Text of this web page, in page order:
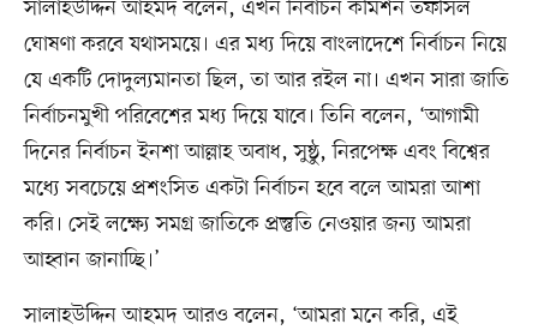
সালাহউদ্দিন আহমদ বলেন, এখন নির্বাচন কমিশন তফসিল
ঘোষণা করবে যথাসময়ে। এর মধ্য দিয়ে বাংলাদেশে নির্বাচন নিয়ে
যে একটি দোদুল্যমানতা ছিল, তা আর রইল না। এখন সারা জাতি
নির্বাচনমুখী পরিবেশের মধ্য দিয়ে যাবে। তিনি বলেন, ‘আগামী
দিনের নির্বাচন ইনশা আল্লাহ অবাধ, সুষ্ঠু, নিরপেক্ষ এবং বিশ্বের
মধ্যে সবচেয়ে প্রশংসিত একটা নির্বাচন হবে বলে আমরা আশা
করি। সেই লক্ষ্যে সমগ্র জাতিকে প্রস্তুতি নেওয়ার জন্য আমরা
আহ্বান জানাচ্ছি।’
সালাহউদ্দিন আহমদ আরও বলেন, ‘আমরা মনে করি, এই